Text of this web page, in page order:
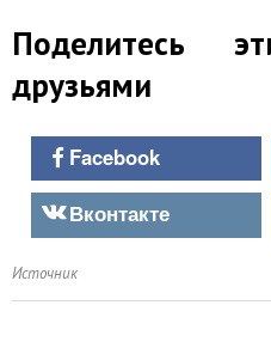
Поделитесь
друзьями
Facebook
Вконтакте
Источник